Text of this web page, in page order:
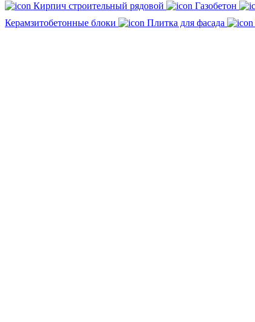
Кирпич строительный рядовой Газобетон
Керамзитобетонные блоки
Плитка для фасада